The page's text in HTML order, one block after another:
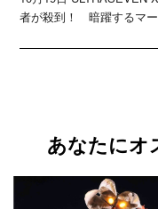
者が殺到！ 暗躍するマ
あなたにオ